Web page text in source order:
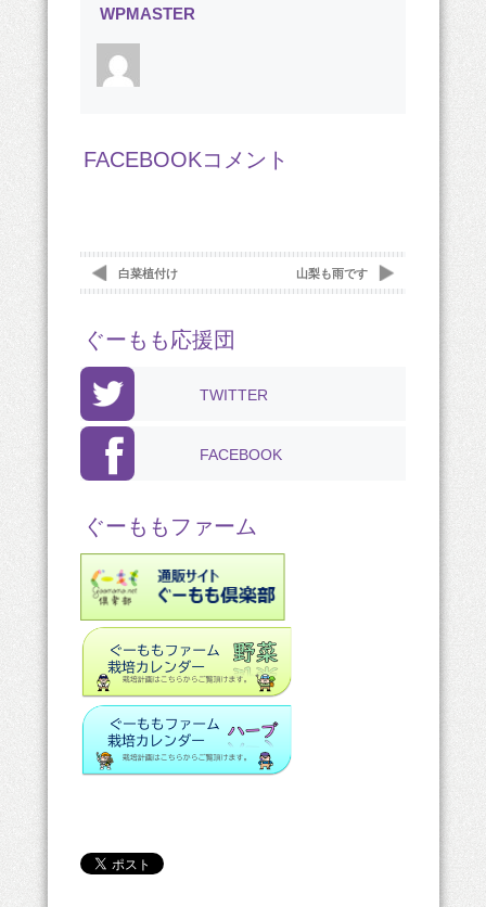
WPMASTER
FACEBOOKコメント
白菜植付け 山梨も雨です
ぐーもも応援団
TWITTER
FACEBOOK
ぐーももファーム